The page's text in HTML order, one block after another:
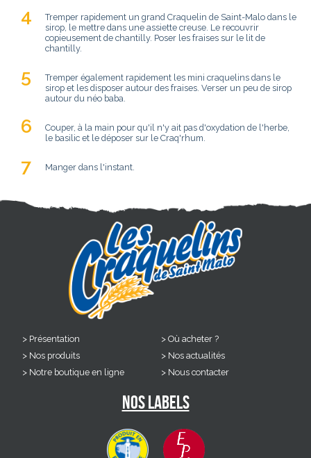
Tremper rapidement un grand Craquelin de Saint-Malo dans le
sirop, le mettre dans une assiette creuse. Le recouvrir
copieusement de chantilly. Poser les fraises sur le lit de
chantilly.
Tremper également rapidement les mini craquelins dans le
sirop et les disposer autour des fraises. Verser un peu de sirop
autour du néo baba.
Couper, à la main pour qu'il n'y ait pas d'oxydation de l'herbe,
le basilic et le déposer sur le Craq'rhum.
Manger dans l'instant.
Présentation
Nos produits
Notre boutique en ligne
Où acheter ?
Nos actualités
Nous contacter
Nos labels